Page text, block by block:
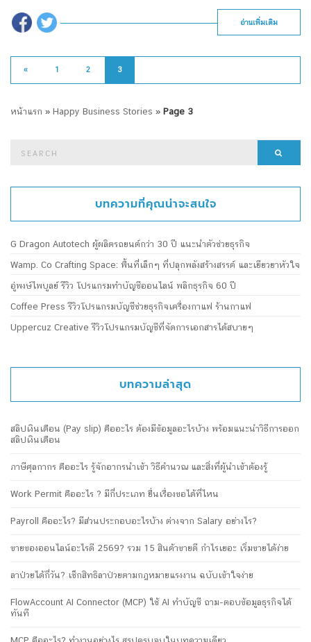
อ่านเพิ่มเติม
« 1 2 3
หน้าแรก » Happy Business Stories » Page 3
บทความที่คุณน่าจะสนใจ
G Dragon Autotech ผู้ผลิตรถยนต์กว่า 30 ปี แนะนำตัวช่วยธุรกิจ
Wamp. Co Crafting Space: พื้นที่เล็กๆ ที่ปลุกพลังสร้างสรรค์ และเยียวยาหัวใจ
อู่พงษ์ไพบูลย์ รีวิว โปรแกรมทำบัญชีออนไลน์ พลิกธุรกิจ 60 ปี
Coffee Press รีวิวโปรแกรมบัญชีช่วยธุรกิจเครื่องกาแฟ ร้านกาแฟ
Uppercuz Creative รีวิวโปรแกรมบัญชีที่จัดการเอกสารได้สบายๆ
บทความล่าสุด
สลิปเงินเดือน (Pay slip) คืออะไร ต้องมีข้อมูลอะไรบ้าง พร้อมแนะนำวิธีการออก
สลิปเงินเดือน
ภาษีศุลกากร คืออะไร รู้จักอากรนำเข้า วิธีคำนวณ และสิ่งที่ผู้นำเข้าต้องรู้
Work Permit คืออะไร ? มีกี่ประเภท ยื่นเรื่องขอได้ที่ไหน
Payroll คืออะไร? มีส่วนประกอบอะไรบ้าง ต่างจาก Salary อย่างไร?
ขายของออนไลน์อะไรดี 2569? รวม 15 สินค้าขายดี กำไรเยอะ เริ่มขายได้ง่าย
ลาป่วยได้กี่วัน? เช็กสิทธิลาป่วยตามกฎหมายแรงงาน ฉบับเข้าใจง่าย
FlowAccount AI Connector (MCP) ใช้ AI ทำบัญชี ถาม-ตอบข้อมูลธุรกิจได้
ทันที